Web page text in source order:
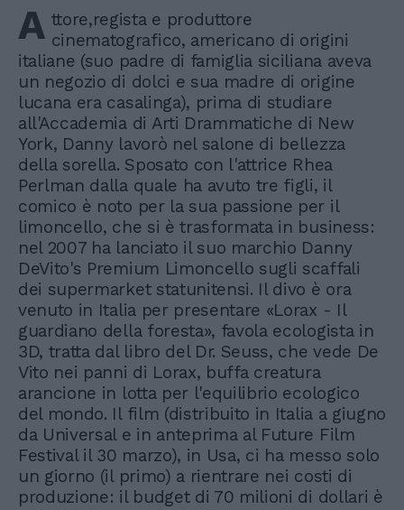
A ttore,regista e produttore
cinematografico, americano di origini
italiane (suo padre di famiglia siciliana aveva
un negozio di dolci e sua madre di origine
lucana era casalinga), prima di studiare
all'Accademia di Arti Drammatiche di New
York, Danny lavorò nel salone di bellezza
della sorella. Sposato con l'attrice Rhea
Perlman dalla quale ha avuto tre figli, il
comico è noto per la sua passione per il
limoncello, che si è trasformata in business:
nel 2007 ha lanciato il suo marchio Danny
DeVito's Premium Limoncello sugli scaffali
dei supermarket statunitensi. Il divo è ora
venuto in Italia per presentare «Lorax - Il
guardiano della foresta», favola ecologista in
3D, tratta dal libro del Dr. Seuss, che vede De
Vito nei panni di Lorax, buffa creatura
arancione in lotta per l'equilibrio ecologico
del mondo. Il film (distribuito in Italia a giugno
da Universal e in anteprima al Future Film
Festival il 30 marzo), in Usa, ci ha messo solo
un giorno (il primo) a rientrare nei costi di
produzione: il budget di 70 milioni di dollari è